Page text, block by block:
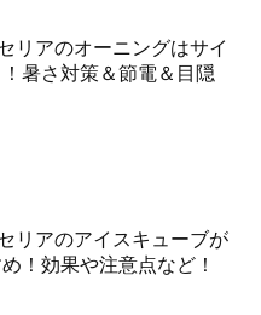
リアのオーニングはサイ
暑さ対策＆節電＆目隠
リアのアイスキューブが
！効果や注意点など！